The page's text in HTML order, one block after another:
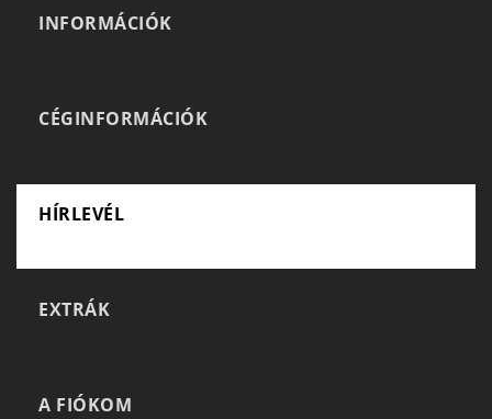
INFORMÁCIÓK
CÉGINFORMÁCIÓK
HÍRLEVÉL
EXTRÁK
A FIÓKOM